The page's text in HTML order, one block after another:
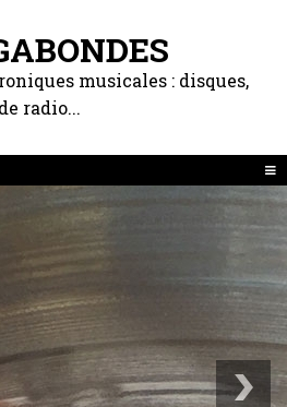
musicales : disques,
radio...